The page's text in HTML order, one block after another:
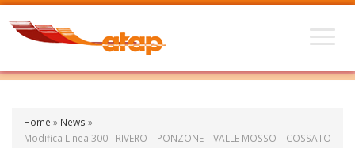
Home » News »
Modifica Linea 300 TRIVERO – PONZONE – VALLE MOSSO – COSSATO